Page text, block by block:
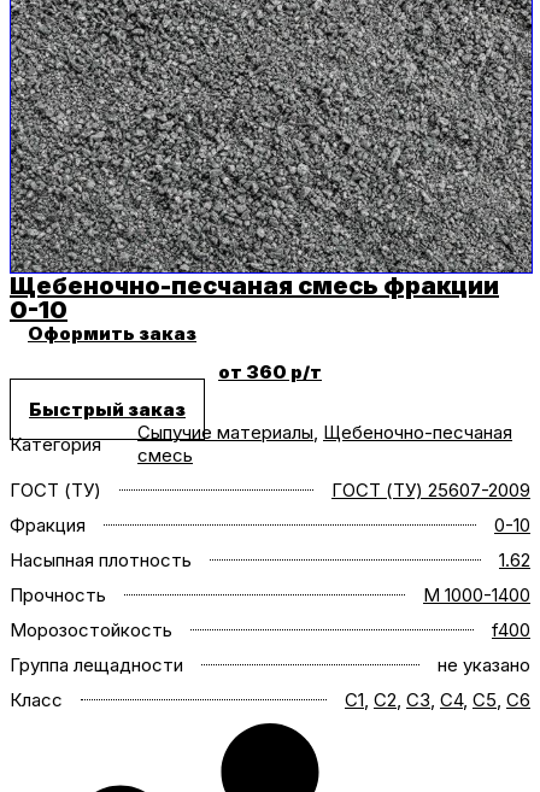
Щебеночно-песчаная смесь фракции
0-10
Оформить заказ
от 360 р/т
Быстрый заказ
Категория
Сыпучие материалы, Щебеночно-песчаная
смесь
ГОСТ (ТУ)
ГОСТ (ТУ) 25607-2009
Фракция
0-10
Насыпная плотность
1.62
Прочность
M 1000-1400
Морозостойкость
f400
Группа лещадности
не указано
Класс
С1, C2, C3, C4, C5, C6